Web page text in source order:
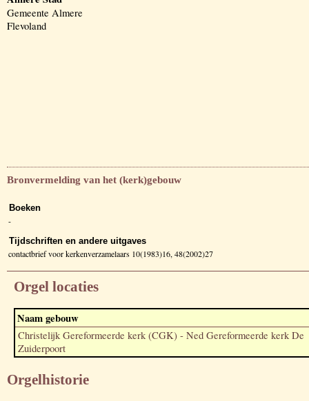
Gemeente Almere
Flevoland
Bronvermelding van het (kerk)gebouw
Boeken
-
Tijdschriften en andere uitgaves
contactbrief voor kerkenverzamelaars 10(1983)16, 48(2002)27
Orgel locaties
Naam gebouw
Christelijk Gereformeerde kerk (CGK) - Ned Gereformeerde kerk De
Zuiderpoort
Orgelhistorie